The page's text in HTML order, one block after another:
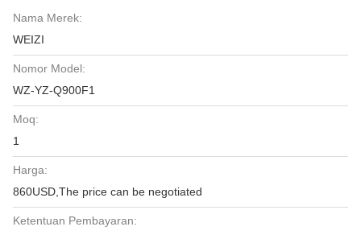
Nama Merek:
WEIZI
Nomor Model:
WZ-YZ-Q900F1
Moq:
1
Harga:
860USD,The price can be negotiated
Ketentuan Pembayaran: